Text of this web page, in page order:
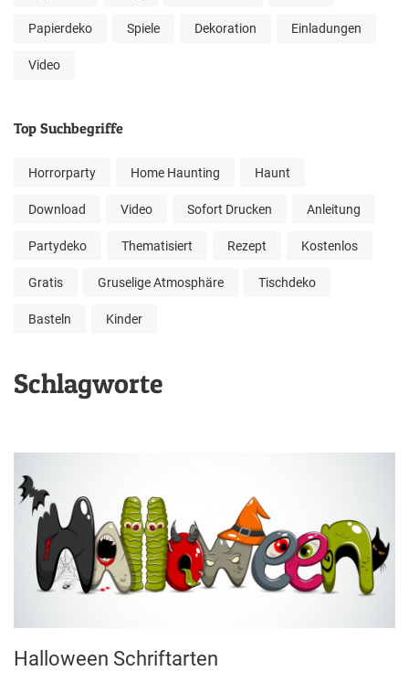
Papierdeko Spiele Dekoration Einladungen
Video
Top Suchbegriffe
Horrorparty Home Haunting Haunt
Download Video Sofort Drucken Anleitung
Partydeko Thematisiert Rezept Kostenlos
Gratis Gruselige Atmosphäre Tischdeko
Basteln Kinder
Schlagworte
Halloween Schriftarten